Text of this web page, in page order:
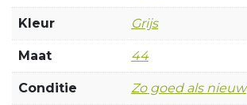
Kleur Grijs
Maat 44
Conditie Zo goed als nieuw